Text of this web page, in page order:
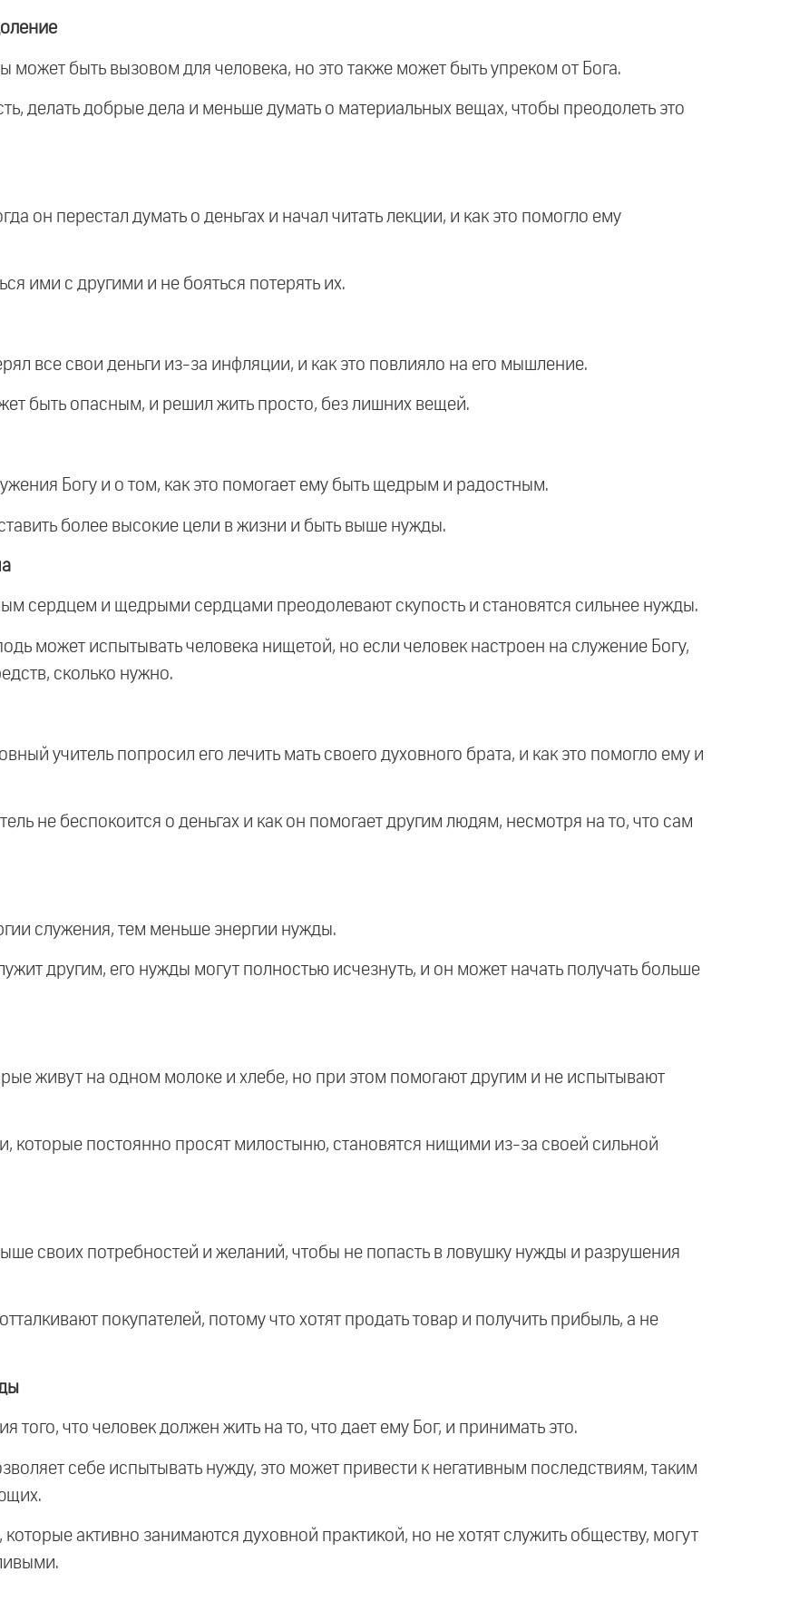
может быть вызовом для человека, но это также может быть упреком от Бога.
делать добрые дела и меньше думать о материальных вещах, чтобы преодолеть это
он перестал думать о деньгах и начал читать лекции, и как это помогло ему
ими с другими и не бояться потерять их.
все свои деньги из-за инфляции, и как это повлияло на его мышление.
быть опасным, и решил жить просто, без лишних вещей.
Богу и о том, как это помогает ему быть щедрым и радостным.
более высокие цели в жизни и быть выше нужды.
сердцем и щедрыми сердцами преодолевают скупость и становятся сильнее нужды.
может испытывать человека нищетой, но если человек настроен на служение Богу,
сколько нужно.
учитель попросил его лечить мать своего духовного брата, и как это помогло ему и
не беспокоится о деньгах и как он помогает другим людям, несмотря на то, что сам
служения, тем меньше энергии нужды.
другим, его нужды могут полностью исчезнуть, и он может начать получать больше
живут на одном молоке и хлебе, но при этом помогают другим и не испытывают
которые постоянно просят милостыню, становятся нищими из-за своей сильной
своих потребностей и желаний, чтобы не попасть в ловушку нужды и разрушения
покупателей, потому что хотят продать товар и получить прибыль, а не
того, что человек должен жить на то, что дает ему Бог, и принимать это.
себе испытывать нужду, это может привести к негативным последствиям, таким
активно занимаются духовной практикой, но не хотят служить обществу, могут